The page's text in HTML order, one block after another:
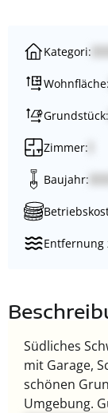
Kategori:
Wohnfläche:
Grundstück:
Zimmer:
Baujahr:
Entfernung
Südliches
mit Garage,
schönen
Umgebung.